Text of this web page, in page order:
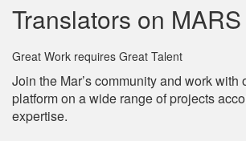
Translators on MARS
Great Work requires Great Talent
Join the Mar’s community and work with
platform on a wide range of projects
expertise.